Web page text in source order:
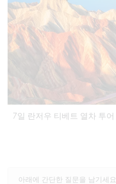
7일 란저우 티베트 열차 투어
아래에 간단한 질문을 남기세요